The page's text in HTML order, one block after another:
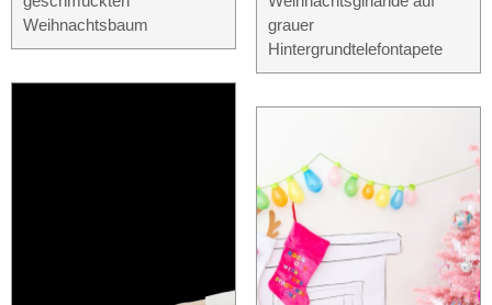
Weihnachtsbaum
grauer
Hintergrundtelefontapete